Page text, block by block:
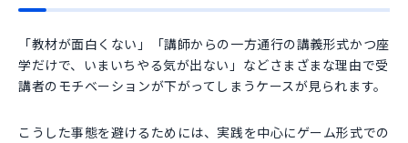
「教材が面白くない」「講師からの一方通行の講義形式かつ座
学だけで、いまいちやる気が出ない」などさまざまな理由で受
講者のモチベーションが下がってしまうケースが見られます。
こうした事態を避けるためには、実践を中心にゲーム形式での